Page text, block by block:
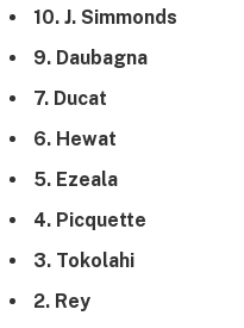
10. J. Simmonds
9. Daubagna
7. Ducat
6. Hewat
5. Ezeala
4. Picquette
3. Tokolahi
2. Rey